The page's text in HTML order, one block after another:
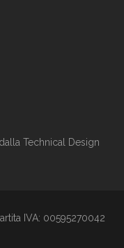
Technical Design
IVA: 00595270042